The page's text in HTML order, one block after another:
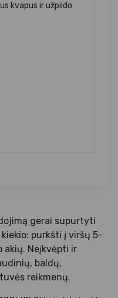
kvapus ir užpildo
gerai supurtyti
purkšti į viršų 5-
akių. Neįkvėpti ir
baldų,
reikmenų.